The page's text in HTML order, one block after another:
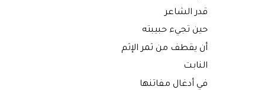
قدر الشاعر
حين تجيء حبيبته
أن يقطف من ثمر الإثم
النابت
في أدغال مفاتنها